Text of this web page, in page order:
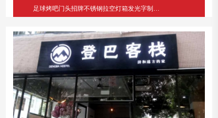
足球烤吧门头招牌不锈钢拉空灯箱发光字制作案例